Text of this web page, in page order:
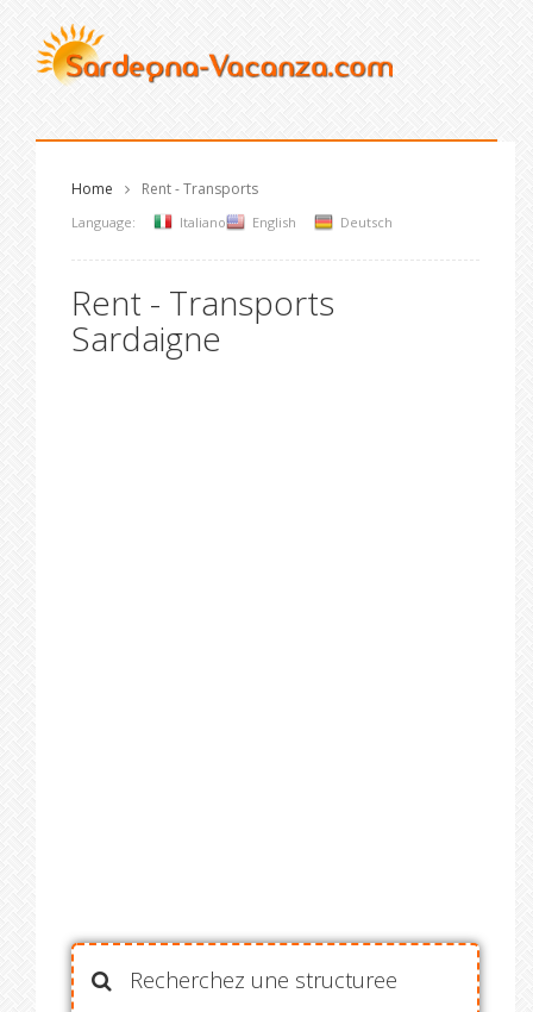
Home Rent - Transports
Language: Italiano English Deutsch
Rent - Transports
Sardaigne
Recherchez une structuree